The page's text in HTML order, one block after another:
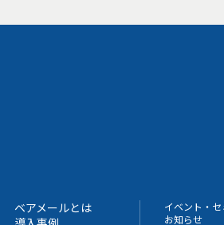
ベアメールとは
イベント・セ
お知らせ